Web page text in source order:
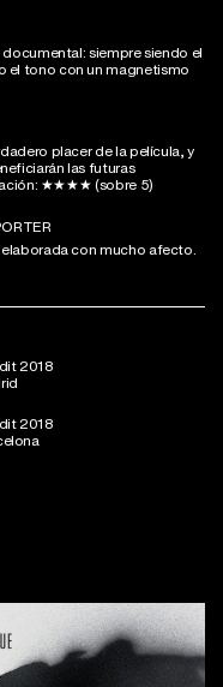
siempre siendo el
el tono con un magnetismo
placer de la película, y
las futuras
★★★★ (sobre 5)
con mucho afecto.
2018
2018